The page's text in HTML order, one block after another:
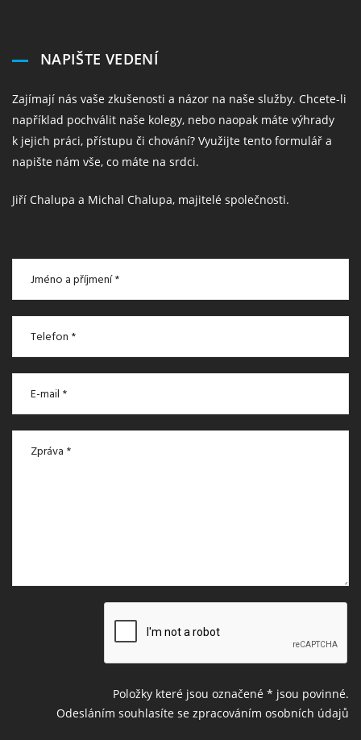
NAPIŠTE VEDENÍ
Zajímají nás vaše zkušenosti a názor na naše služby. Chcete-li
například pochválit naše kolegy, nebo naopak máte výhrady
k jejich práci, přístupu či chování? Využijte tento formulář a
napište nám vše, co máte na srdci.
Jiří Chalupa a Michal Chalupa, majitelé společnosti.
Položky které jsou označené * jsou povinné.
Odesláním souhlasíte se zpracováním osobních údajů